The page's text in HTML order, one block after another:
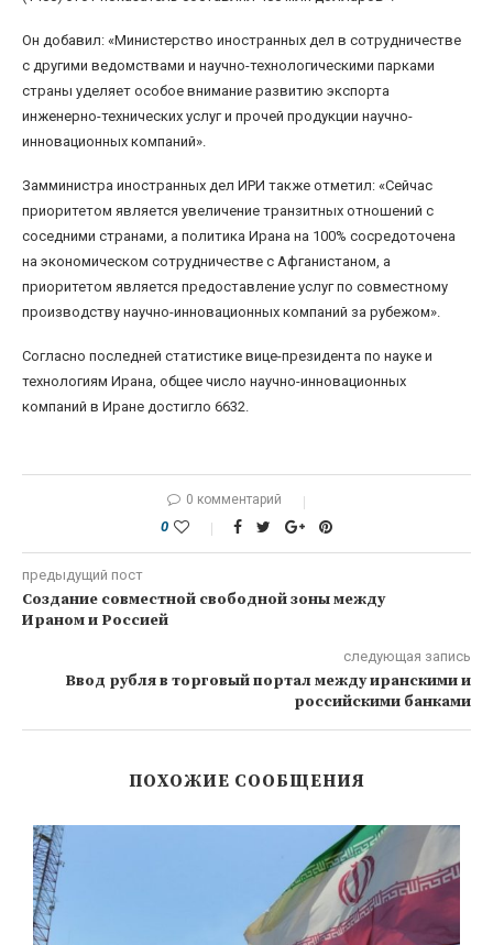
Он добавил: «Министерство иностранных дел в сотрудничестве
с другими ведомствами и научно-технологическими парками
страны уделяет особое внимание развитию экспорта
инженерно-технических услуг и прочей продукции научно-
инновационных компаний».
Замминистра иностранных дел ИРИ также отметил: «Сейчас
приоритетом является увеличение транзитных отношений с
соседними странами, а политика Ирана на 100% сосредоточена
на экономическом сотрудничестве с Афганистаном, а
приоритетом является предоставление услуг по совместному
производству научно-инновационных компаний за рубежом».
Согласно последней статистике вице-президента по науке и
технологиям Ирана, общее число научно-инновационных
компаний в Иране достигло 6632.
0 комментарий
0
предыдущий пост
Создание совместной свободной зоны между
Ираном и Россией
следующая запись
Ввод рубля в торговый портал между иранскими и
российскими банками
ПОХОЖИЕ СООБЩЕНИЯ